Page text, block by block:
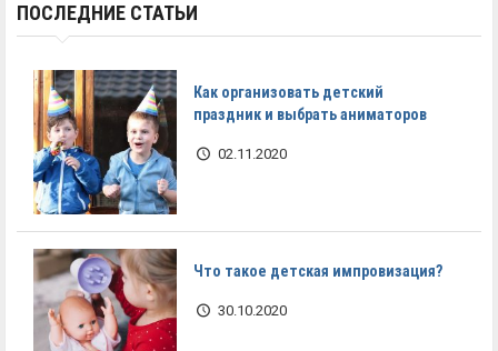
ПОСЛЕДНИЕ СТАТЬИ
Как организовать детский
праздник и выбрать аниматоров
02.11.2020
Что такое детская импровизация?
30.10.2020